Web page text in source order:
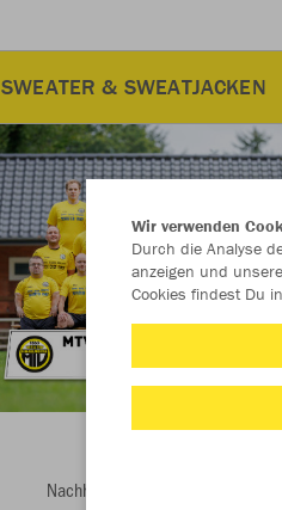
SWEATER & SWEATJACKEN
Nachhaltig
Wir verwenden
Durch die Analyse
anzeigen und
Cookies findest Du